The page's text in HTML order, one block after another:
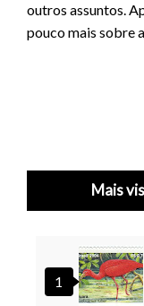
outros assuntos.
pouco mais sobre
Mais